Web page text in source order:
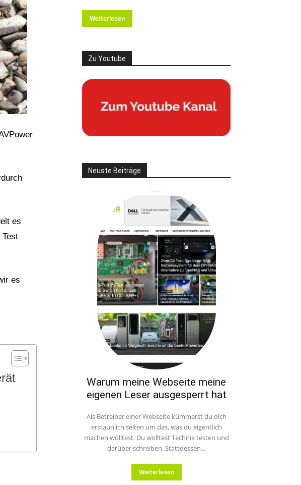
es
es
Weiterlesen
Zu Youtube
Neuste Beiträge
Warum meine Webseite meine
eigenen Leser ausgesperrt hat
Als Betreiber einer Webseite kümmerst du dich
erstaunlich selten um das, was du eigentlich
machen wolltest. Du wolltest Technik testen und
darüber schreiben. Stattdessen...
Weiterlesen